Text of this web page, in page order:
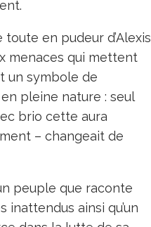
en pudeur d’Alexis
menaces qui mettent
un symbole de
pleine nature : seul
brio cette aura
– changeait de
peuple que raconte
ainsi qu’un